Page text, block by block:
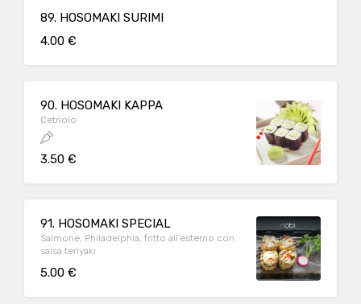
89. HOSOMAKI SURIMI
4.00 €
90. HOSOMAKI KAPPA
Cetriolo
3.50 €
91. HOSOMAKI SPECIAL
Salmone, Philadelphia, fritto all'esterno con
salsa teriyaki
5.00 €